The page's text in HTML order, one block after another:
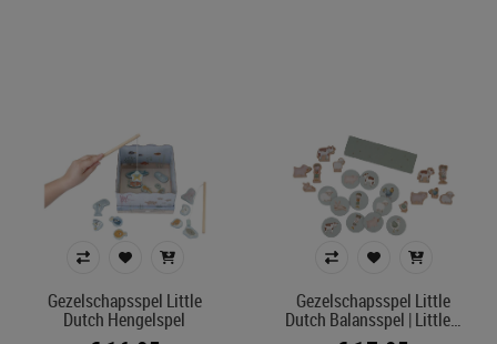
Gezelschapsspel Little
Dutch Hengelspel
Gezelschapsspel Little
Dutch Balansspel | Little…